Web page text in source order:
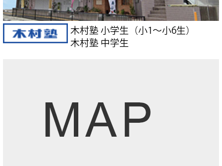
木村塾 小学生（小1～小6生）
木村塾 中学生